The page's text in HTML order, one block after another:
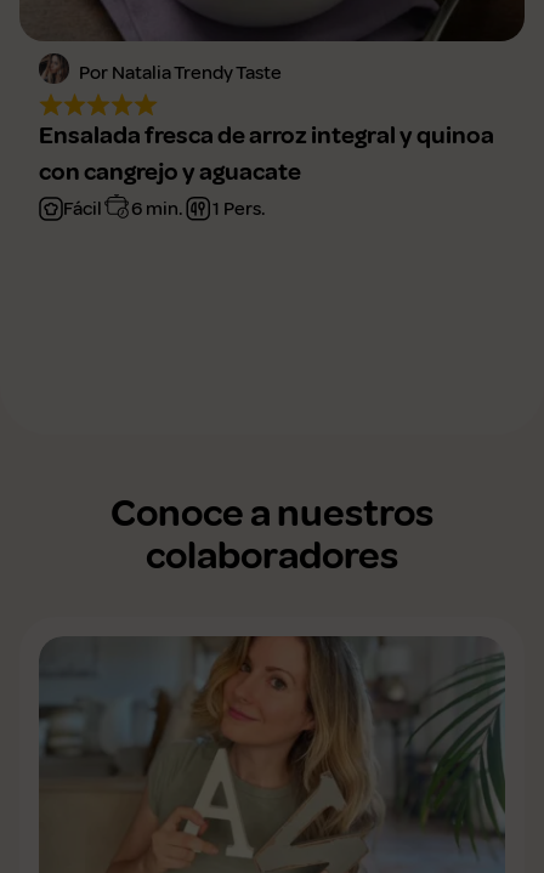
Por Natalia Trendy Taste
Ensalada fresca de arroz integral y quinoa
con cangrejo y aguacate
Fácil 6 min. 1 Pers.
Conoce a nuestros
colaboradores